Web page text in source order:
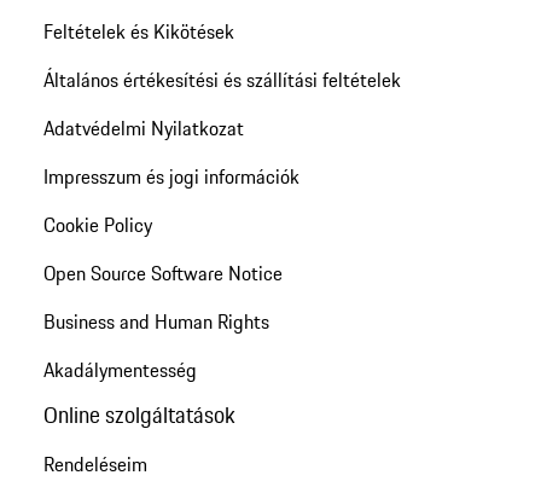
Feltételek és Kikötések
Általános értékesítési és szállítási feltételek
Adatvédelmi Nyilatkozat
Impresszum és jogi információk
Cookie Policy
Open Source Software Notice
Business and Human Rights
Akadálymentesség
Online szolgáltatások
Rendeléseim